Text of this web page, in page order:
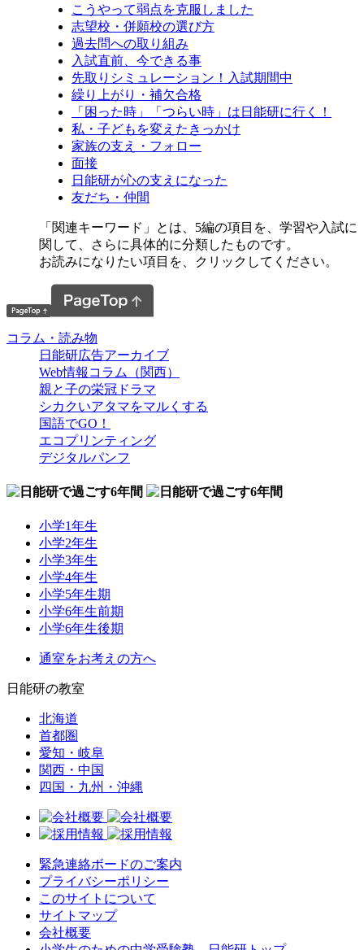
こうやって弱点を克服しました
志望校・併願校の選び方
過去問への取り組み
入試直前、今できる事
先取りシミュレーション！入試期間中
繰り上がり・補欠合格
「困った時」「つらい時」は日能研に行く！
私・子どもを変えたきっかけ
家族の支え・フォロー
面接
日能研が心の支えになった
友だち・仲間
「関連キーワード」とは、5編の項目を、学習や入試に
関して、さらに具体的に分類したものです。
お読みになりたい項目を、クリックしてください。
コラム・読み物
日能研広告アーカイブ
Web情報コラム（関西）
親と子の栄冠ドラマ
シカクいアタマをマルくする
国語でGO！
エコプリンティング
デジタルパンフ
小学1年生
小学2年生
小学3年生
小学4年生
小学5年生期
小学6年生前期
小学6年生後期
通室をお考えの方へ
日能研の教室
北海道
首都圏
愛知・岐阜
関西・中国
四国・九州・沖縄
緊急連絡ボードのご案内
プライバシーポリシー
このサイトについて
サイトマップ
会社概要